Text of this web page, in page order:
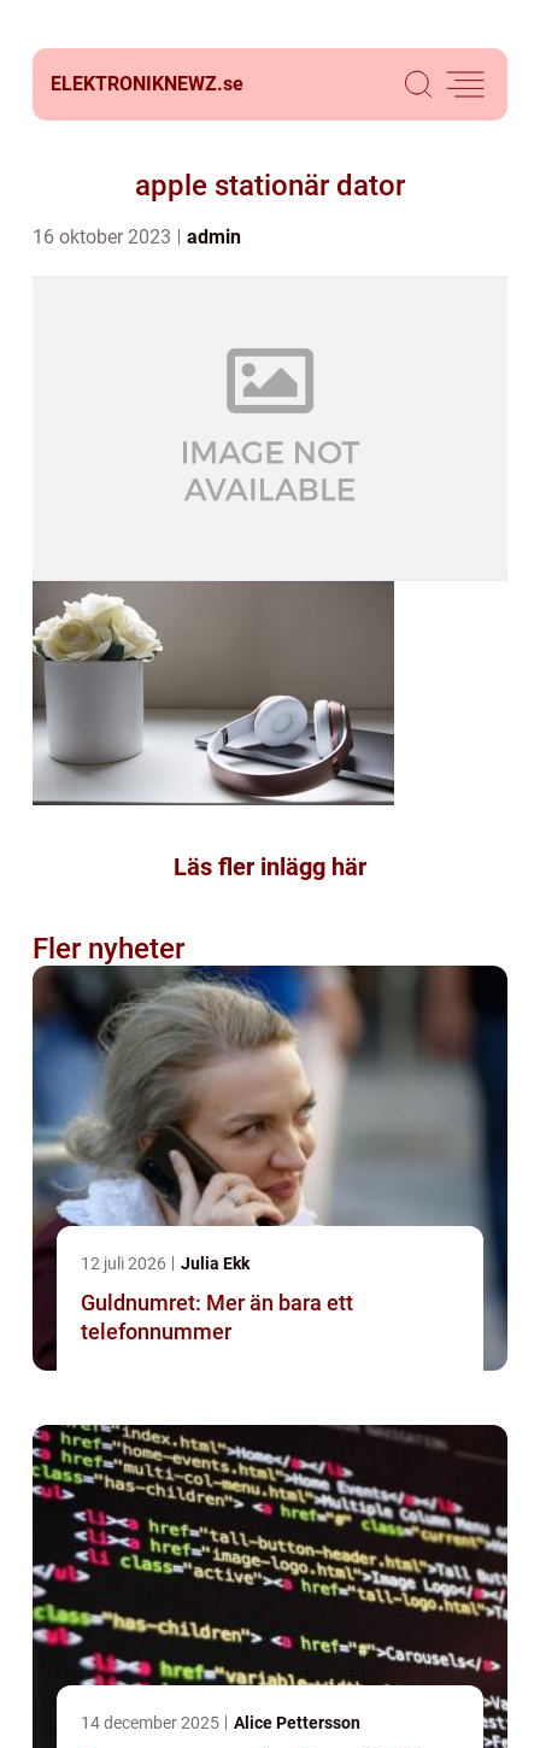
ELEKTRONIKNEWZ.se
apple stationär dator
16 oktober 2023 admin
Läs fler inlägg här
Fler nyheter
12 juli 2026 Julia Ekk
Guldnumret: Mer än bara ett
telefonnummer
14 december 2025 Alice Pettersson